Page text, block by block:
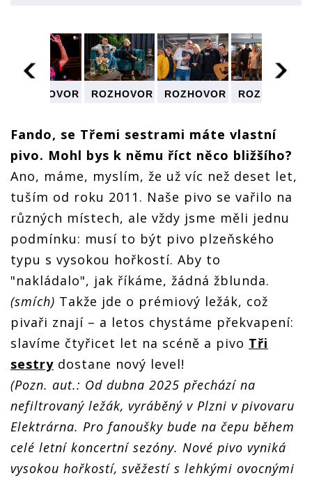
ROZHOVOR
Hagen (Tři
sestry):
Hospodské
nedávám.
Teď piju
anticku –
s vodou
ROZHOVOR
Hagen (Tři
Hospodské
tahy už
nedávám.
Teď piju
anticku –
s vodou
ROZHOVOR
Hagen (Tři
Hospodské
tahy už
nedávám.
Teď piju
víno po
anticku –
ROZHOVOR
Hagen (Tři
Hospodské
tahy už
nedávám.
Teď piju
anticku –
s vodou
Fando, se Třemi sestrami máte vlastní
pivo. Mohl bys k němu říct něco bližšího?
Ano, máme, myslím, že už víc než deset let,
tuším od roku 2011. Naše pivo se vařilo na
různých místech, ale vždy jsme měli jednu
podmínku: musí to být pivo plzeňského
typu s vysokou hořkostí. Aby to
"nakládalo", jak říkáme, žádná žblunda.
(smích) Takže jde o prémiový ležák, což
pivaři znají – a letos chystáme překvapení:
slavíme čtyřicet let na scéně a pivo Tři
sestry dostane nový level!
(Pozn. aut.: Od dubna 2025 přechází na
nefiltrovaný ležák, vyráběný v Plzni v pivovaru
Elektrárna. Pro fanoušky bude na čepu během
celé letní koncertní sezóny. Nové pivo vyniká
vysokou hořkostí, svěžestí s lehkými ovocnými